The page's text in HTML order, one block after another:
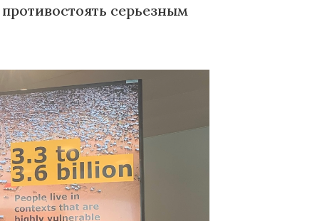
серьезным